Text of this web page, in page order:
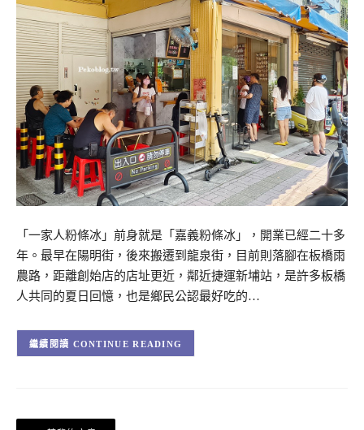
「一家人粉條冰」前身就是「嘉義粉條冰」，開業已經二十多
年。最早在陽明街，後來搬遷到龍泉街，目前則落腳在板橋雨
農路，距離創始店的店址更近，鄰近捷運新埔站，是許多板橋
人共同的夏日回憶，也是鄉民公認最好吃的…
CONTINUE READING